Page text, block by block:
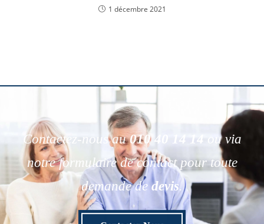
1 décembre 2021
Contactez-nous au010 40 14 14
ou via
notre formulaire de contact pour toute
demande de devis.